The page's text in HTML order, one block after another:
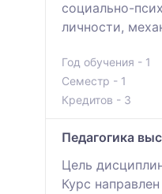
социально-
личности,
Год обучения - 1
Семестр - 1
Кредитов - 3
Педагогика
Цель
Курс